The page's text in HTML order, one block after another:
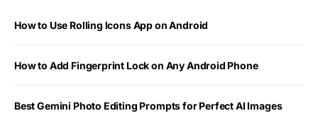
How to Use Rolling Icons App on Android
How to Add Fingerprint Lock on Any Android Phone
Best Gemini Photo Editing Prompts for Perfect AI Images